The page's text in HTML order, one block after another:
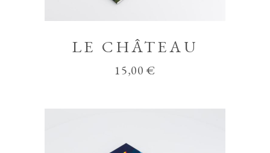
LE CHÂTEAU
15,00€